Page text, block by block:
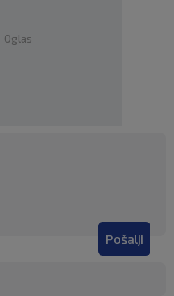
Oglas
Pošalji